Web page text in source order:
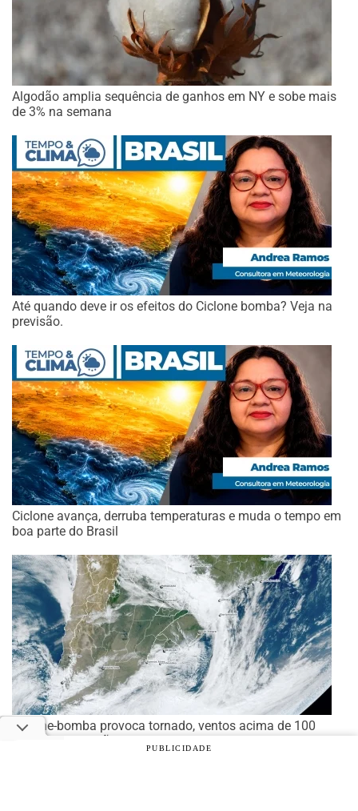
Algodão amplia sequência de ganhos em NY e sobe mais
de 3% na semana
Até quando deve ir os efeitos do Ciclone bomba? Veja na
previsão.
Ciclone avança, derruba temperaturas e muda o tempo em
boa parte do Brasil
Ciclone-bomba provoca tornado, ventos acima de 100
km/h e suspensão de aulas em estados do Sul e Sudeste
PUBLICIDADE